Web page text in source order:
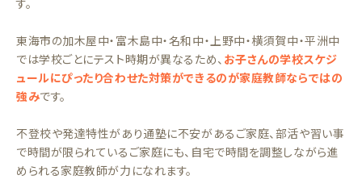
す。
東海市の加木屋中・富木島中・名和中・上野中・横須賀中・平洲中
では学校ごとにテスト時期が異なるため、 お子さんの学校スケジ
ュールにぴったり合わせた対策ができるのが家庭教師ならではの
強みです。
不登校や発達特性があり通塾に不安があるご家庭、部活や習い事
で時間が限られているご家庭にも、自宅で時間を調整しながら進
められる家庭教師が力になれます。